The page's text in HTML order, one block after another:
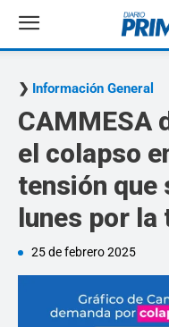
Información General
CAMMESA
el colapso
tensión que
lunes por la
25 de febrero 2025